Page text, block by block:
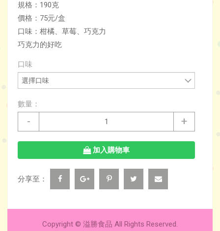
規格：190克
價格：75元/盒
口味：柑橘、草莓、巧克力
巧克力的好吃
口味
數量：
- +
加入購物車
分享至：
Copyright © 溢勝食品 All Rights Reserved.